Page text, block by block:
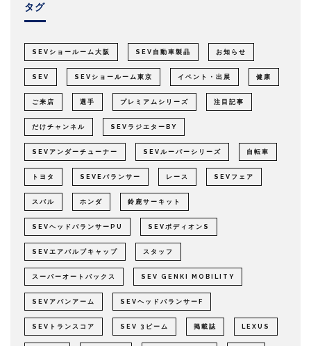
タグ
SEVショールーム大阪 SEV自動車製品 お知らせ
SEV SEVショールーム東京 イベント・出展 健康
ご来店 選手 プレミアムシリーズ 注目記事
だけチャンネル SEVラジエターBY
SEVアンダーチューナー SEVルーパーシリーズ 自転車
トヨタ SEVEバランサー レース SEVフェア
スバル ホンダ 鈴鹿サーキット
SEVヘッドバランサーPU SEVボディオンS
SEVエアバルブキャップ スタッフ
スーパーオートバックス SEV GENKI MOBILITY
SEVアバンアーム SEVヘッドバランサーF
SEVトランスコア SEV 3ビーム 掲載誌 LEXUS